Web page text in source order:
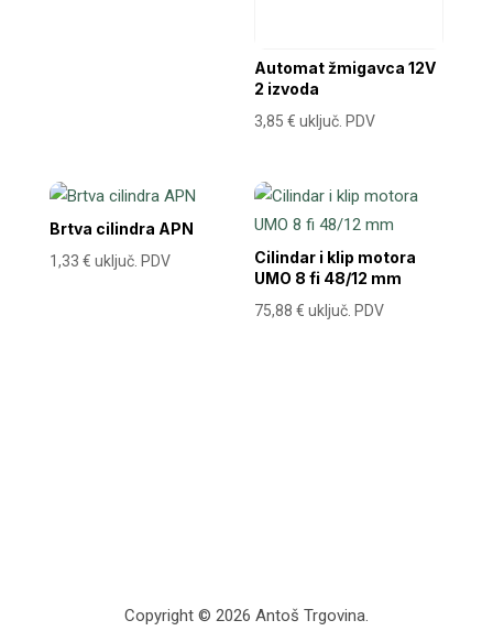
Automat žmigavca 12V
2 izvoda
3,85€ uključ. PDV
Brtva cilindra APN
1,33 € uključ. PDV
Cilindar i klip motora
UMO 8 fi 48/12 mm
75,88€ uključ. PDV
Copyright © 2026 Antoš Trgovina.